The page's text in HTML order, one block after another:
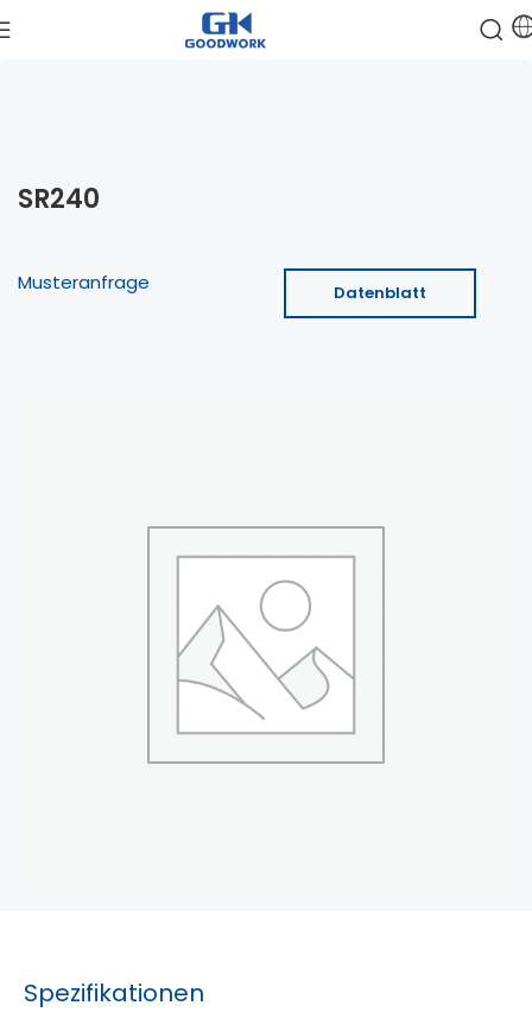
SR240
Musteranfrage Datenblatt
Spezifikationen